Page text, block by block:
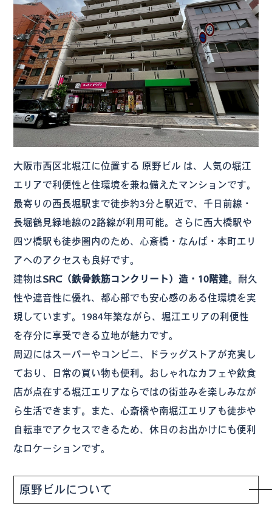
大阪市西区北堀江に位置する 原野ビル は、人気の堀江
エリアで利便性と住環境を兼ね備えたマンションです。
最寄りの西長堀駅まで徒歩約3分と駅近で、千日前線・
長堀鶴見緑地線の2路線が利用可能。さらに西大橋駅や
四ツ橋駅も徒歩圏内のため、心斎橋・なんば・本町エリ
アへのアクセスも良好です。
建物はSRC（鉄骨鉄筋コンクリート）造・10階建。耐久
性や遮音性に優れ、都心部でも安心感のある住環境を実
現しています。1984年築ながら、堀江エリアの利便性
を存分に享受できる立地が魅力です。
周辺にはスーパーやコンビニ、ドラッグストアが充実し
ており、日常の買い物も便利。おしゃれなカフェや飲食
店が点在する堀江エリアならではの街並みを楽しみなが
ら生活できます。また、心斎橋や南堀江エリアも徒歩や
自転車でアクセスできるため、休日のお出かけにも便利
なロケーションです。
原野ビルについて